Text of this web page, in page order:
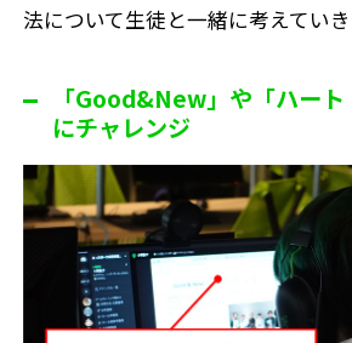
法について生徒と一緒に考えていき
「Good&New」や「ハート
にチャレンジ